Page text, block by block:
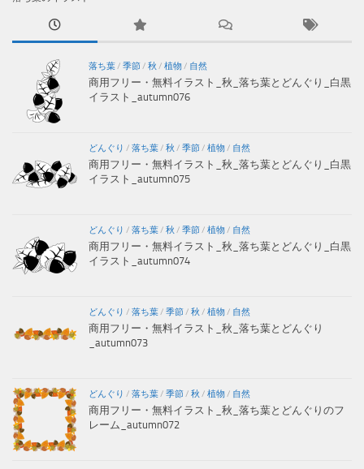
落ち葉 / 季節 / 秋 / 植物 / 自然
商用フリー・無料イラスト_秋_落ち葉とどんぐり_白黒
イラスト_autumn076
どんぐり / 落ち葉 / 秋 / 季節 / 植物 / 自然
商用フリー・無料イラスト_秋_落ち葉とどんぐり_白黒
イラスト_autumn075
どんぐり / 落ち葉 / 秋 / 季節 / 植物 / 自然
商用フリー・無料イラスト_秋_落ち葉とどんぐり_白黒
イラスト_autumn074
どんぐり / 落ち葉 / 季節 / 秋 / 植物 / 自然
商用フリー・無料イラスト_秋_落ち葉とどんぐり
_autumn073
どんぐり / 落ち葉 / 季節 / 秋 / 植物 / 自然
商用フリー・無料イラスト_秋_落ち葉とどんぐりのフ
レーム_autumn072